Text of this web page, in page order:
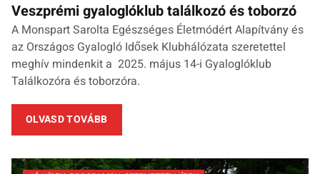
Veszprémi gyaloglóklub találkozó és toborzó
A Monspart Sarolta Egészséges Életmódért Alapítvány és
az Országos Gyalogló Idősek Klubhálózata szeretettel
meghív mindenkit a 2025. május 14-i Gyaloglóklub
Találkozóra és toborzóra.
OLVASD TOVÁBB